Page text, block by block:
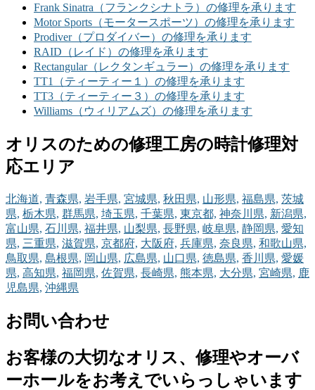
Frank Sinatra（フランクシナトラ）の修理を承ります
Motor Sports（モータースポーツ）の修理を承ります
Prodiver（プロダイバー）の修理を承ります
RAID（レイド）の修理を承ります
Rectangular（レクタンギュラー）の修理を承ります
TT1（ティーティー１）の修理を承ります
TT3（ティーティー３）の修理を承ります
Williams（ウィリアムズ）の修理を承ります
オリスのための修理工房の時計修理対
応エリア
北海道, 青森県, 岩手県, 宮城県, 秋田県, 山形県, 福島県, 茨城
県, 栃木県, 群馬県, 埼玉県, 千葉県, 東京都, 神奈川県, 新潟県,
富山県, 石川県, 福井県, 山梨県, 長野県, 岐阜県, 静岡県, 愛知
県, 三重県, 滋賀県, 京都府, 大阪府, 兵庫県, 奈良県, 和歌山県,
鳥取県, 島根県, 岡山県, 広島県, 山口県, 徳島県, 香川県, 愛媛
県, 高知県, 福岡県, 佐賀県, 長崎県, 熊本県, 大分県, 宮崎県, 鹿
児島県, 沖縄県
お問い合わせ
お客様の大切なオリス、修理やオーバ
ーホールをお考えでいらっしゃいます